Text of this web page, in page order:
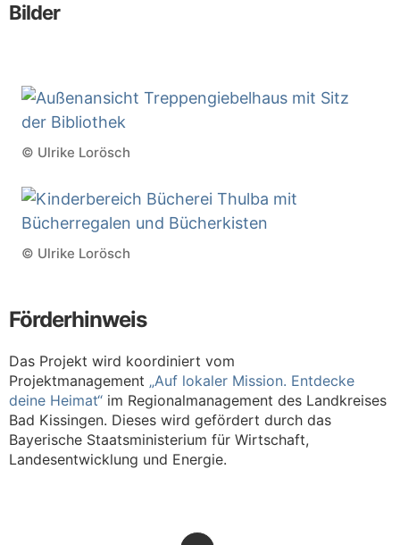
Bilder
© Ulrike Lorösch
© Ulrike Lorösch
Förderhinweis
Das Projekt wird koordiniert vom
Projektmanagement „Auf lokaler Mission. Entdecke
deine Heimat“ im Regionalmanagement des Landkreises
Bad Kissingen. Dieses wird gefördert durch das
Bayerische Staatsministerium für Wirtschaft,
Landesentwicklung und Energie.